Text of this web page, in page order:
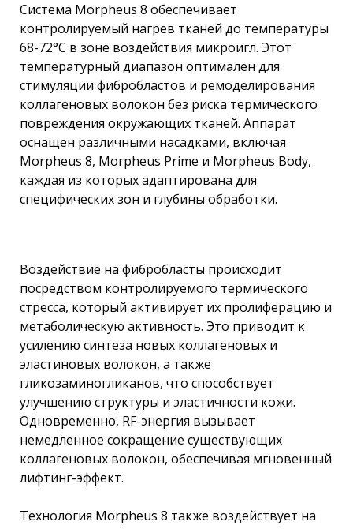
Система Morpheus 8 обеспечивает
контролируемый нагрев тканей до температуры
68-72°C в зоне воздействия микроигл. Этот
температурный диапазон оптимален для
стимуляции фибробластов и ремоделирования
коллагеновых волокон без риска термического
повреждения окружающих тканей. Аппарат
оснащен различными насадками, включая
Morpheus 8, Morpheus Prime и Morpheus Body,
каждая из которых адаптирована для
специфических зон и глубины обработки.
Воздействие на фибробласты происходит
посредством контролируемого термического
стресса, который активирует их пролиферацию и
метаболическую активность. Это приводит к
усилению синтеза новых коллагеновых и
эластиновых волокон, а также
гликозаминогликанов, что способствует
улучшению структуры и эластичности кожи.
Одновременно, RF-энергия вызывает
немедленное сокращение существующих
коллагеновых волокон, обеспечивая мгновенный
лифтинг-эффект.
Технология Morpheus 8 также воздействует на